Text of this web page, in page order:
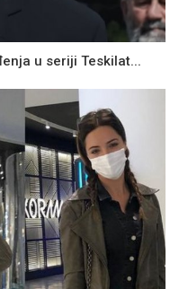
u seriji Teskilat...